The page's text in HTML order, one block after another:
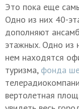
Это пока еще
Одно из них 40-
дополняют
этажных. Одно из
нем находятся
туризма, фонда
вертолетная